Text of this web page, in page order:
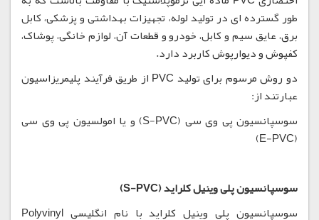
طور گسترده ای در تولید لوله، تجهیزات بهداشتی و پزشکی، کابل
برق، عایق سیم و کابل، خودرو و قطعات آن، لوازم خانگی، پوشاک،
کفپوش و دیوارپوش کاربرد دارد.
دو روش مرسوم برای تولید PVC از طریق فرآیند پلیمریزاسیون
عبارتند از:
سوسپانسیون پی وی سی (S-PVC) و یا امولسیون پی وی سی
(E-PVC)
سوسپانسیون پلی وینیل کلراید (S-PVC)
سوسپانسیون پلی وینیل کلراید با نام انگلیسی Polyvinyl